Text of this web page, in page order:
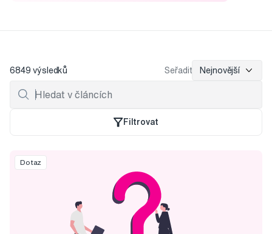
6849 výsledků Seřadit Nejnovější
Filtrovat
Dotaz